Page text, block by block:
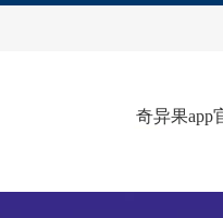
奇异果app